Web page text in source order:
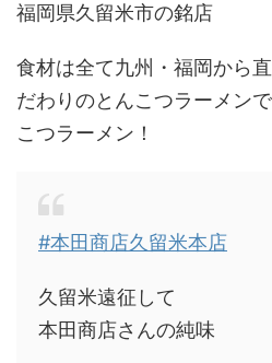
福岡県久留米市の銘店
食材は全て九州・福岡から
だわりのとんこつラーメン
こつラーメン！
#本田商店久留米本店
久留米遠征して
本田商店さんの純味